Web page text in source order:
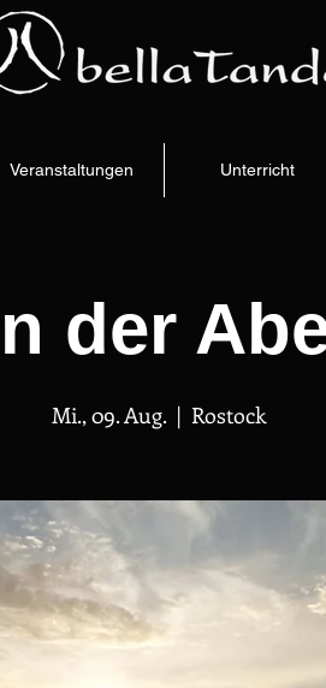
Veranstaltungen Unterricht
der
Mi., 09. Aug.
  |
Rostock